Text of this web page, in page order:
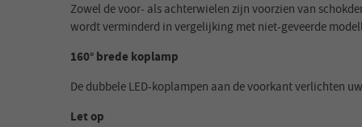
Zowel de voor- als achterwielen zijn voorzien van
wordt verminderd in vergelijking met niet-geveerde
160° brede koplamp
De dubbele LED-koplampen aan de voorkant verlichten
Let op